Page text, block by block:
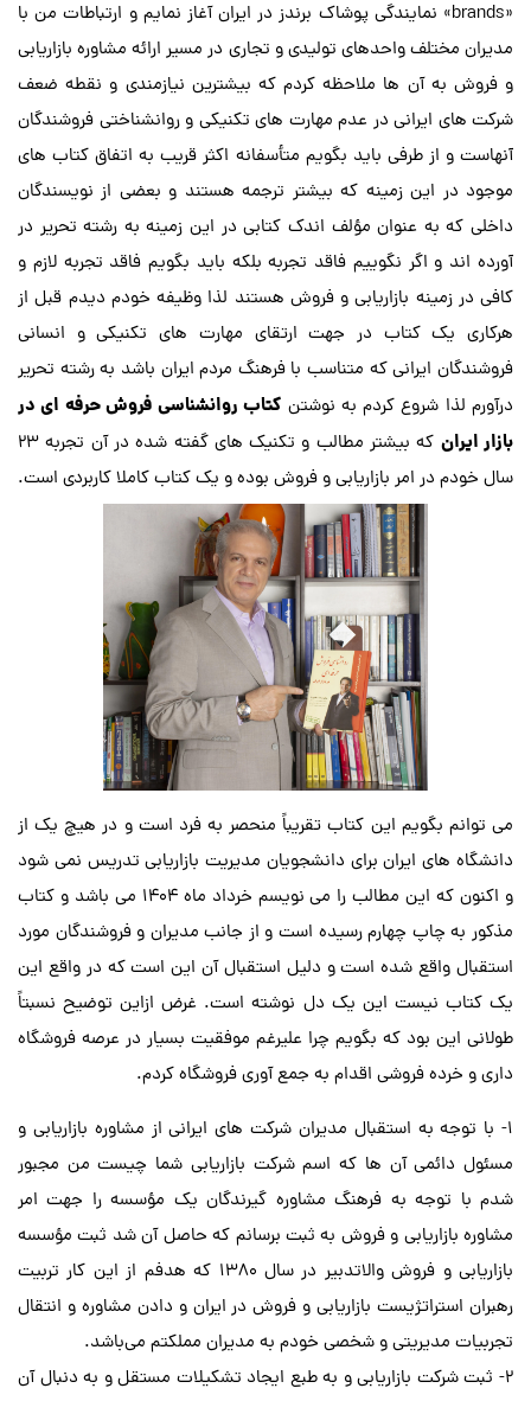
«brands» نمایندگی پوشاک برندز در ایران آغاز نمایم و ارتباطات من با
مدیران مختلف واحدهای تولیدی و تجاری در مسیر ارائه مشاوره بازاریابی
و فروش به آن ها ملاحظه کردم که بیشترین نیازمندی و نقطه ضعف
شرکت های ایرانی در عدم مهارت های تکنیکی و روانشناختی فروشندگان
آنهاست و از طرفی باید بگویم متأسفانه اکثر قریب به اتفاق کتاب های
موجود در این زمینه که بیشتر ترجمه هستند و بعضی از نویسندگان
داخلی که به عنوان مؤلف اندک کتابی در این زمینه به رشته تحریر در
آورده اند و اگر نگوییم فاقد تجربه بلکه باید بگویم فاقد تجربه لازم و
کافی در زمینه بازاریابی و فروش هستند لذا وظیفه خودم دیدم قبل از
هرکاری یک کتاب در جهت ارتقای مهارت های تکنیکی و انسانی
فروشندگان ایرانی که متناسب با فرهنگ مردم ایران باشد به رشته تحریر
درآورم لذا شروع کردم به نوشتن کتاب روانشناسی فروش حرفه ای در
بازار ایران
که بیشتر مطالب و تکنیک های گفته شده در آن تجربه 23
سال خودم در امر بازاریابی و فروش بوده و یک کتاب کاملا کاربردی است.
می توانم بگویم این کتاب تقریباً منحصر به فرد است و در هیچ یک از
دانشگاه های ایران برای دانشجویان مدیریت بازاریابی تدریس نمی شود
و اکنون که این مطالب را می نویسم خرداد ماه 1404 می باشد و کتاب
مذکور به چاپ چهارم رسیده است و از جانب مدیران و فروشندگان مورد
استقبال واقع شده است و دلیل استقبال آن این است که در واقع این
یک کتاب نیست این یک دل نوشته است. غرض ازاین توضیح نسبتاً
طولانی این بود که بگویم چرا علیرغم موفقیت بسیار در عرصه فروشگاه
داری و خرده فروشی اقدام به جمع آوری فروشگاه کردم.
1- با توجه به استقبال مدیران شرکت های ایرانی از مشاوره بازاریابی و
مسئول دائمی آن ها که اسم شرکت بازاریابی شما چیست من مجبور
شدم با توجه به فرهنگ مشاوره گیرندگان یک مؤسسه را جهت امر
مشاوره بازاریابی و فروش به ثبت برسانم که حاصل آن شد ثبت مؤسسه
بازاریابی و فروش والاتدبیر در سال 1380 که هدفم از این کار تربیت
رهبران استراتژیست بازاریابی و فروش در ایران و دادن مشاوره و انتقال
تجربیات مدیریتی و شخصی خودم به مدیران مملکتم می‌باشد.
2- ثبت شرکت بازاریابی و به طبع ایجاد تشکیلات مستقل و به دنبال آن